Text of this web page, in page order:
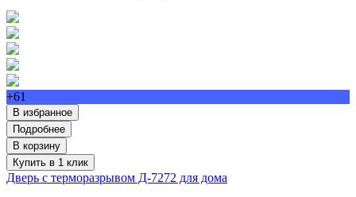
+61
В избранное
Подробнее
В корзину
Купить в 1 клик
Дверь с терморазрывом Д-7272 для дома